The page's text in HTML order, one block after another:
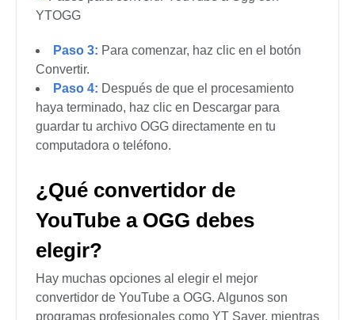
rápido y fácil cambiar un enlace de YouTube a
OGG. YTOGG es mejor que otros convertidores
porque solo genera archivos OGG. Si deseas este
formato, es la mejor opción. Es un proceso rápido
que no requiere software adicional, y funciona
bien para música, podcasts y videos de
▼ Pasos para convertir con YTOGG:
principal de YTOGG.
Paso 2:Copia el enlace del video de YouTube
y pégalo en el cuadro para la conversión.